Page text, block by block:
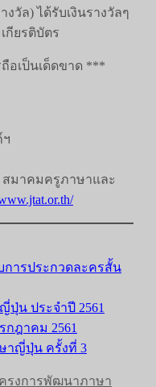
งวัล) ได้รับเงินรางวัลๆ
กียรติบัตร
อเป็นเด็ดขาด ***
ฯ
มาคมครูภาษาและ
การประกวดละครสั้น
น ประจำปี 2561
กฎาคม 2561
าญี่ปุ่น ครั้งที่ 3
รงการพัฒนาภาษา